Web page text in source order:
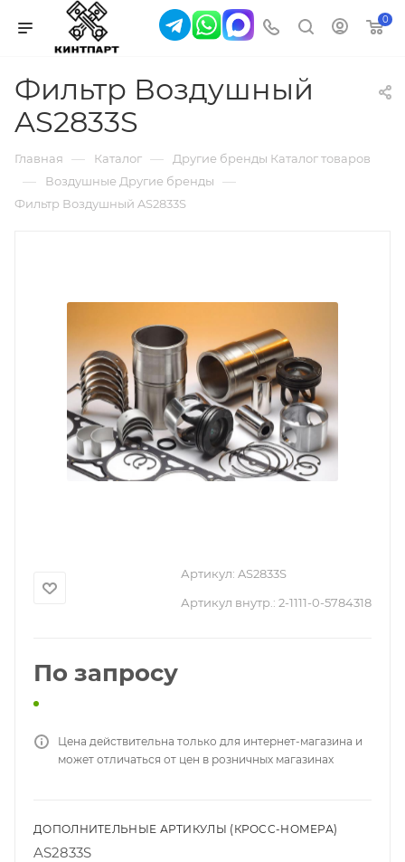
0
Фильтр Воздушный
AS2833S
Главная — Каталог — Другие бренды Каталог товаров
— Воздушные Другие бренды —
Фильтр Воздушный AS2833S
Артикул: AS2833S
Артикул внутр.: 2-1111-0-5784318
По запросу
Цена действительна только для интернет-магазина и
может отличаться от цен в розничных магазинах
ДОПОЛНИТЕЛЬНЫЕ АРТИКУЛЫ (КРОСС-НОМЕРА)
AS2833S